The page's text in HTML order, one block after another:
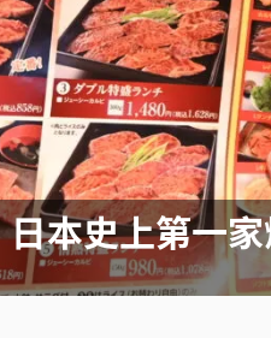
本史上第一家